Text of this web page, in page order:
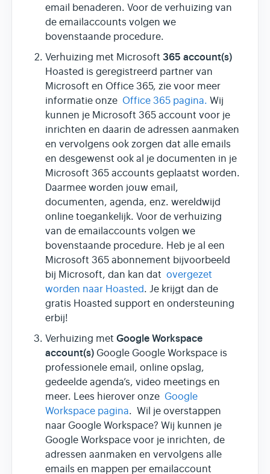
email benaderen. Voor de verhuizing van
de emailaccounts volgen we
bovenstaande procedure.
Verhuizing met Microsoft 365 account(s)
Hoasted is geregistreerd partner van
Microsoft en Office 365, zie voor meer
informatie onze Office 365 pagina. Wij
kunnen je Microsoft 365 account voor je
inrichten en daarin de adressen aanmaken
en vervolgens ook zorgen dat alle emails
en desgewenst ook al je documenten in je
Microsoft 365 accounts geplaatst worden.
Daarmee worden jouw email,
documenten, agenda, enz. wereldwijd
online toegankelijk. Voor de verhuizing
van de emailaccounts volgen we
bovenstaande procedure. Heb je al een
Microsoft 365 abonnement bijvoorbeeld
bij Microsoft, dan kan dat overgezet
worden naar Hoasted. Je krijgt dan de
gratis Hoasted support en ondersteuning
erbij!
Verhuizing met Google Workspace
account(s) Google Google Workspace is
professionele email, online opslag,
gedeelde agenda’s, video meetings en
meer. Lees hierover onze Google
Workspace pagina. Wil je overstappen
naar Google Workspace? Wij kunnen je
Google Workspace voor je inrichten, de
adressen aanmaken en vervolgens alle
emails en mappen per emailaccount